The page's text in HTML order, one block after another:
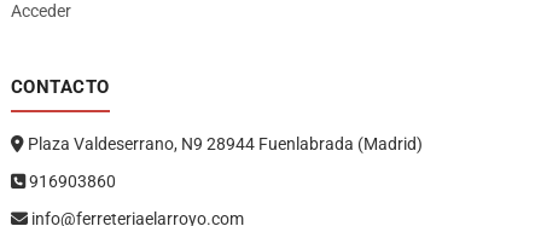
Acceder
CONTACTO
Plaza Valdeserrano, N9 28944 Fuenlabrada (Madrid)
916903860
info@ferreteriaelarroyo.com